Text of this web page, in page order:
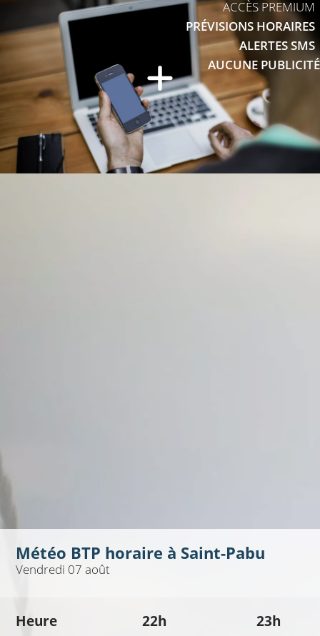
ACCÈS PREMIUM
PRÉVISIONS HORAIRES
ALERTES SMS
AUCUNE PUBLICITÉ
Météo BTP horaire à Saint-Pabu
Vendredi 07 août
Heure 22h 23h